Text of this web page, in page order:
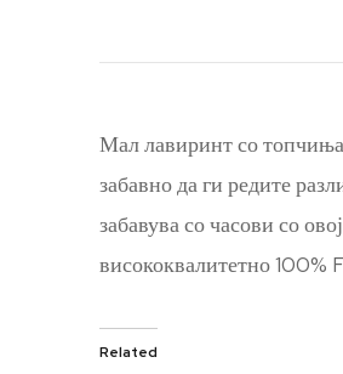
Мал лавиринт со
забавно да ги редите
забавува со часови со
висококвалитетно 100%
Related